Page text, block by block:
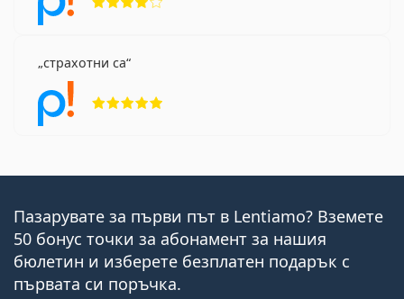
страхотни са
Пазарувате за първи път в Lentiamo? Вземете
50 бонус точки за абонамент за нашия
бюлетин и изберете безплатен подарък с
първата си поръчка.